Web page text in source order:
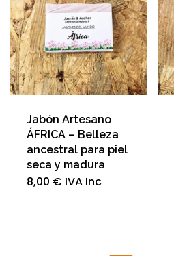
Jabón Artesano
ÁFRICA – Belleza
ancestral para piel
seca y madura
8,00 € IVA Inc